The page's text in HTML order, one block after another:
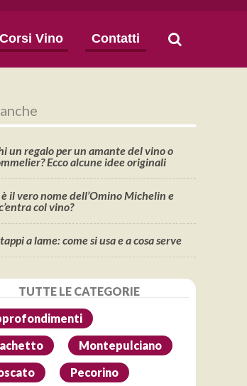
Contatti
Corsi Vino
un regalo per un amante del vino o
Ecco alcune idee originali
il vero nome dell’Omino Michelin e
col vino?
a lame: come si usa e a cosa serve
TUTTE LE CATEGORIE
Montepulciano
Pecorino